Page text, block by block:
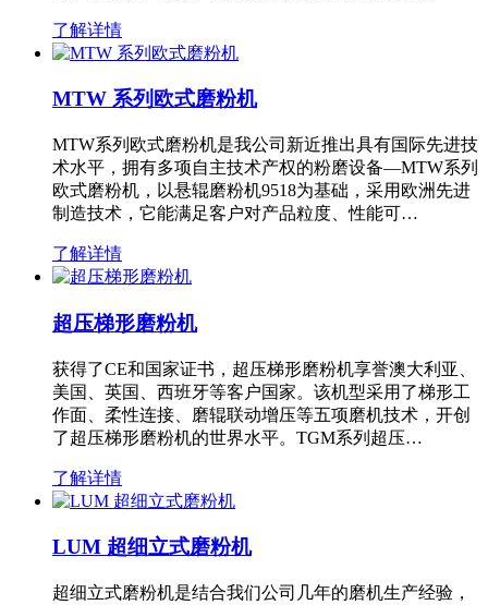
了解详情
MTW 系列欧式磨粉机
MTW系列欧式磨粉机是我公司新近推出具有国际先进技
术水平，拥有多项自主技术产权的粉磨设备—MTW系列
欧式磨粉机，以悬辊磨粉机9518为基础，采用欧洲先进
制造技术，它能满足客户对产品粒度、性能可…
了解详情
超压梯形磨粉机
获得了CE和国家证书，超压梯形磨粉机享誉澳大利亚、
美国、英国、西班牙等客户国家。该机型采用了梯形工
作面、柔性连接、磨辊联动增压等五项磨机技术，开创
了超压梯形磨粉机的世界水平。TGM系列超压…
了解详情
LUM 超细立式磨粉机
超细立式磨粉机是结合我们公司几年的磨机生产经验，